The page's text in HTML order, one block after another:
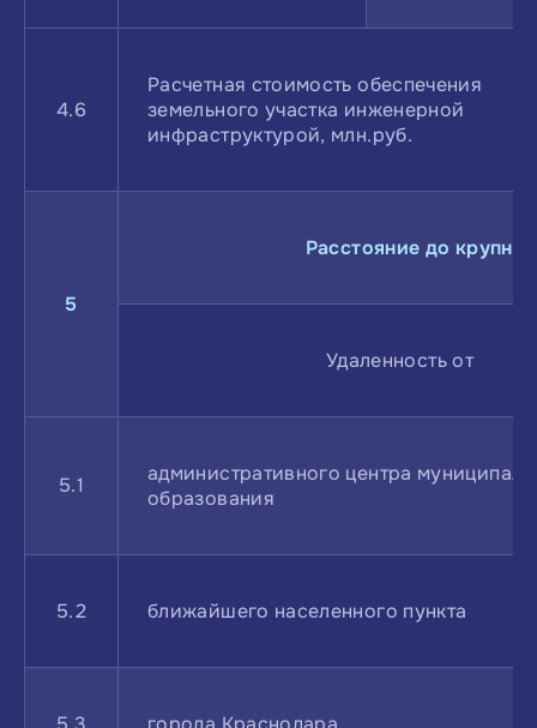
4.6
Расчетная стоимость обеспечения
земельного участка инженерной
инфраструктурой, млн.руб.
5
Расстояние до
Удаленность от
5.1
административного центра
образования
5.2 ближайшего населенного пункта